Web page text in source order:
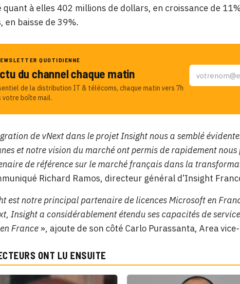
quant à elles 402 millions de dollars, en croissance de
en baisse de 39%.
QUOTIDIENNE
du channel chaque matin
de la distribution IT & télécoms, chaque matin vers 7h
votre boîte mail.
de vNext dans le projet Insight nous a semblé
et notre vision du marché ont permis de rapidement
de référence sur le marché français dans la
Richard Ramos, directeur général d’Insight
est notre principal partenaire de licences Microsoft en
Insight a considérablement étendu ses capacités de
France », ajoute de son côté Carlo Purassanta, Area
ONT LU ENSUITE